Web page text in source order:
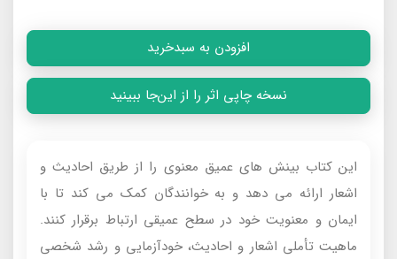
افزودن به سبدخرید
نسخه چاپی اثر را از این‌جا ببینید
این کتاب بینش های عمیق معنوی را از طریق احادیث و
اشعار ارائه می دهد و به خوانندگان کمک می کند تا با
ایمان و معنویت خود در سطح عمیقی ارتباط برقرار کنند.
ماهیت تأملی اشعار و احادیث، خودآزمایی و رشد شخصی